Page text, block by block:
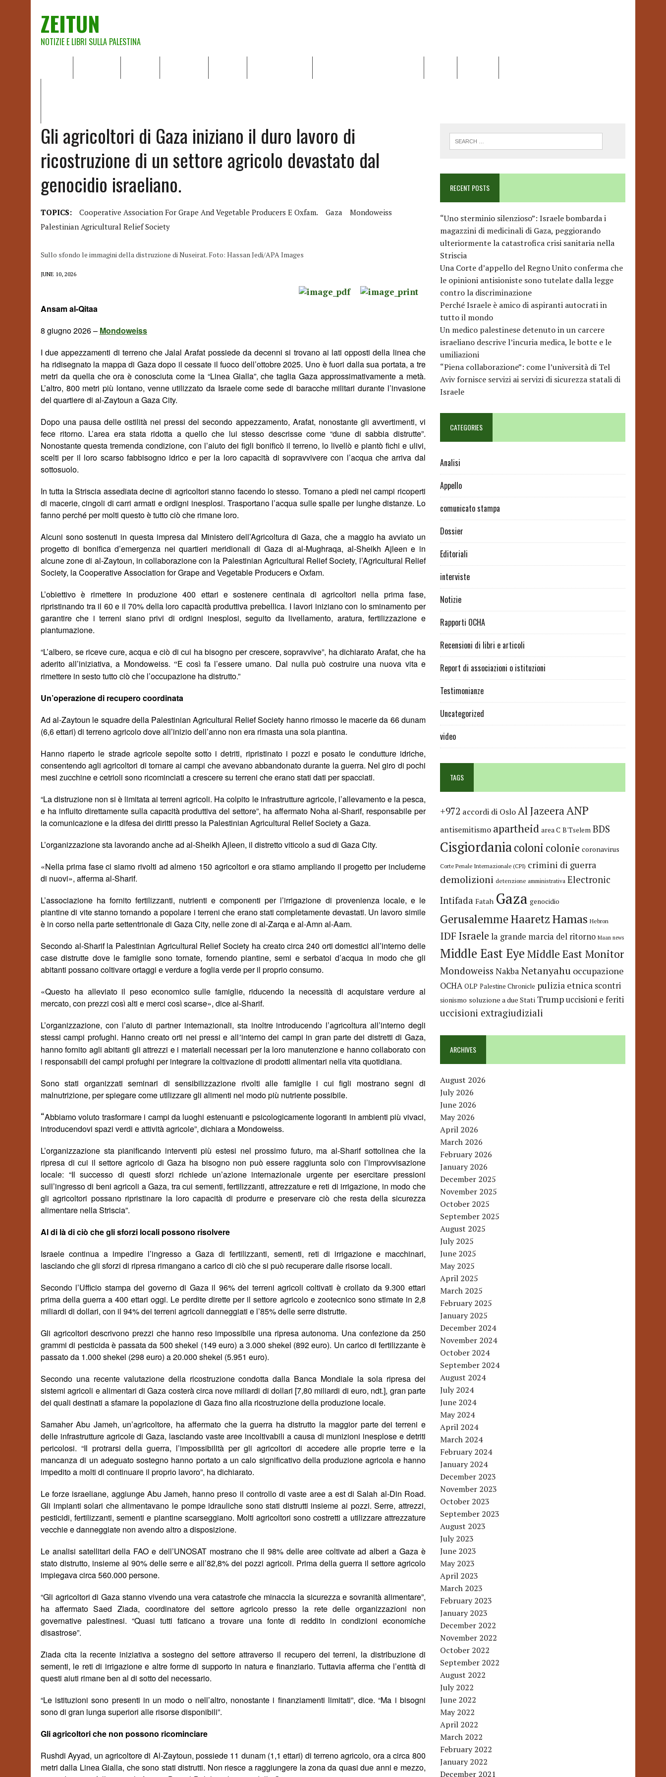
ZEITUN
NOTIZIE E LIBRI SULLA PALESTINA
Gli agricoltori di Gaza iniziano il duro lavoro di
ricostruzione di un settore agricolo devastato dal
genocidio israeliano.
TOPICS: Cooperative Association For Grape And Vegetable Producers E Oxfam. Gaza
Mondoweiss
Palestinian Agricultural Relief Society
Sullo sfondo le immagini della distruzione di Nuseirat. Foto: Hassan Jedi/APA Images
JUNE 10, 2026
Ansam al-Qitaa
8 giugno 2026 – Mondoweiss
I due appezzamenti di terreno che Jalal Arafat possiede da decenni si trovano ai lati opposti della linea che
ha ridisegnato la mappa di Gaza dopo il cessate il fuoco dell’ottobre 2025. Uno è fuori dalla sua portata, a tre
metri da quella che ora è conosciuta come la “Linea Gialla”, che taglia Gaza approssimativamente a metà.
L’altro, 800 metri più lontano, venne utilizzato da Israele come sede di baracche militari durante l’invasione
del quartiere di al-Zaytoun a Gaza City.
Dopo una pausa delle ostilità nei pressi del secondo appezzamento, Arafat, nonostante gli avvertimenti, vi
fece ritorno. L’area era stata ridotta a quello che lui stesso descrisse come “dune di sabbia distrutte”.
Nonostante questa tremenda condizione, con l’aiuto dei figli bonificò il terreno, lo livellò e piantò fichi e ulivi,
scelti per il loro scarso fabbisogno idrico e per la loro capacità di sopravvivere con l’acqua che arriva dal
sottosuolo.
In tutta la Striscia assediata decine di agricoltori stanno facendo lo stesso. Tornano a piedi nei campi ricoperti
di macerie, cingoli di carri armati e ordigni inesplosi. Trasportano l’acqua sulle spalle per lunghe distanze. Lo
fanno perchéper molti questo è tutto ciòche rimane loro.
Alcuni sonosostenuti in questa impresa dal Ministero dell’Agricoltura di Gaza, che a maggio ha avviato un
progetto di bonifica d’emergenza nei quartieri meridionali di Gaza di al-Mughraqa, al-Sheikh Ajleen e in
alcune zone di al-Zaytoun, in collaborazione con la Palestinian Agricultural Relief Society, l’Agricultural Relief
Society, la Cooperative Association for Grape and Vegetable Producers e Oxfam.
L’obiettivo è rimettere in produzione 400 ettari e sostenere centinaia di agricoltori nella prima fase,
ripristinando tra il 60 e il 70% della loro capacità produttiva prebellica. I lavori iniziano con lo sminamento per
garantire che i terreni siano privi di ordigni inesplosi, seguito da livellamento, aratura, fertilizzazione e
piantumazione.
“L’albero, se riceve cure, acqua e ciò di cui ha bisogno per crescere, sopravvive”, ha dichiarato Arafat, che ha
aderito all’iniziativa, a Mondoweiss. “E così fa l’essere umano. Dal nulla può costruire una nuova vita e
rimettere in sesto tutto ciò che l’occupazione ha distrutto.”
Un’operazione di recupero coordinata
Ad al-Zaytoun le squadre della Palestinian Agricultural Relief Society hanno rimosso le macerie da 66 dunam
(6,6 ettari) di terreno agricolo dove all’inizio dell’anno non era rimasta una sola piantina.
Hanno riaperto le strade agricole sepolte sotto i detriti, ripristinato i pozzi e posato le condutture idriche,
consentendo agli agricoltori di tornare ai campi che avevano abbandonato durante la guerra. Nel giro di pochi
mesi zucchine e cetrioli sono ricominciati a crescere su terreni che erano stati dati per spacciati.
“La distruzione non si è limitata ai terreni agricoli. Ha colpito le infrastrutture agricole, l’allevamento e la pesca,
e ha influito direttamente sulla capacità produttiva del settore”, ha affermato Noha al-Sharif, responsabile per
la comunicazione e la difesa dei diritti presso la Palestinian Agricultural Relief Society a Gaza.
L’organizzazione sta lavorando anche ad al-Sheikh Ajleen, il distretto viticolo a sud di Gaza City.
«Nella prima fase ci siamo rivolti ad almeno 150 agricoltori e ora stiamo ampliando il progetto per includerne
di nuovi», afferma al-Sharif.
L’associazione ha fornito fertilizzanti, nutrienti e componenti per l’irrigazione di provenienza locale, e le
piantine di vite stanno tornando a popolare i terreni che erano stati completamente devastati. Un lavoro simile
è in corso nella parte settentrionale di Gaza City, nelle zone di al-Zarqa e al-Amn al-Aam.
Secondo al-Sharif la Palestinian Agricultural Relief Society ha creato circa 240 orti domestici all’interno delle
case distrutte dove le famiglie sono tornate, fornendo piantine, semi e serbatoi d’acqua in modo che gli
abitanti possano coltivare ortaggi e verdure a foglia verde per il proprioconsumo.
«Questo ha alleviato il peso economico sulle famiglie, riducendo la necessità di acquistare verdure al
mercato, con prezzi così alti e merci così scarse», dice al-Sharif.
L’organizzazione, con l’aiuto di partner internazionali, sta inoltre introducendo l’agricoltura all’interno degli
stessi campi profughi. Hanno creato orti nei pressi e all’interno dei campi in gran partedei distretti di Gaza,
hanno fornito agli abitanti gli attrezzi e i materiali necessari per la loro manutenzione e hanno collaborato con
i responsabili dei campi profughi per integrare la coltivazione di prodotti alimentari nella vita quotidiana.
Sono stati organizzati seminari di sensibilizzazione rivolti alle famiglie i cui figli mostrano segni di
malnutrizione, per spiegare come utilizzare gli alimenti nel modo più nutriente possibile.
“Abbiamo voluto trasformare i campi da luoghi estenuanti e psicologicamente logoranti in ambienti più vivaci,
introducendovi spazi verdi e attività agricole”, dichiara a Mondoweiss.
L’organizzazione sta pianificando interventi più estesi nel prossimo futuro, ma al-Sharif sottolinea che la
ripresa di cui il settore agricolo di Gaza ha bisogno non può essere raggiunta solo con l’improvvisazione
locale: “Il successo di questi sforzi richiede un’azione internazionale urgente per esercitare pressioni
sull’ingresso di beni agricoli a Gaza, tra cui sementi, fertilizzanti, attrezzature e reti di irrigazione, in modo che
gli agricoltori possano ripristinare la loro capacità di produrre e preservare ciò che resta della sicurezza
alimentare nella Striscia”.
Al di là di ciò che gli sforzi locali possono risolvere
Israele continua a impedire l’ingresso a Gaza di fertilizzanti, sementi, reti di irrigazione e macchinari,
lasciando che gli sforzi di ripresa rimangano a caricodi ciò che si può recuperaredalle risorse locali.
Secondo l’Ufficio stampa del governo di Gaza il 96% dei terreni agricoli coltivati ​​è crollato da 9.300 ettari
prima della guerra a 400 ettari oggi. Le perdite dirette per il settore agricolo e zootecnico sono stimate in 2,8
miliardi di dollari, con il 94% dei terreni agricoli danneggiati e l’85% delle serre distrutte.
Gli agricoltori descrivono prezzi che hanno reso impossibile una ripresa autonoma. Una confezione da 250
grammi di pesticida è passata da 500 shekel (149 euro) a 3.000 shekel (892 euro). Un carico di fertilizzante è
passato da 1.000 shekel (298 euro) a 20.000 shekel (5.951 euro).
Secondo una recente valutazione della ricostruzione condotta dalla Banca Mondiale la sola ripresa dei
sistemi agricoli e alimentari di Gaza costerà circa nove miliardi di dollari [7,80 miliardi di euro, ndt.], gran parte
dei quali destinati a sfamare la popolazione di Gaza fino alla ricostruzione della produzione locale.
Samaher Abu Jameh, un’agricoltore, ha affermato che la guerra ha distrutto la maggior parte dei terreni e
delle infrastrutture agricole di Gaza, lasciando vaste aree incoltivabili a causa di munizioni inesplose e detriti
pericolosi. “Il protrarsi della guerra, l’impossibilità per gli agricoltori di accedere alle proprie terre e la
mancanza di un adeguato sostegno hanno portato a un calo significativo della produzione agricola e hanno
impedito a molti di continuare il proprio lavoro”, ha dichiarato.
Le forze israeliane, aggiunge Abu Jameh, hanno preso il controllo di vaste aree a est di Salah al-Din Road.
Gli impianti solari che alimentavano le pompe idrauliche sono stati distrutti insieme ai pozzi. Serre, attrezzi,
pesticidi, fertilizzanti, sementi e piantine scarseggiano. Molti agricoltori sono costretti a utilizzare attrezzature
vecchie e danneggiate non avendo altro a disposizione.
Le analisi satellitari della FAO e dell’UNOSAT mostrano che il 98% delle aree coltivate ad alberi a Gaza è
stato distrutto, insieme al 90% delle serre e all’82,8% dei pozzi agricoli. Prima della guerra il settore agricolo
impiegava circa 560.000 persone.
“Gli agricoltori di Gaza stanno vivendo una vera catastrofe che minaccia la sicurezza e sovranità alimentare”,
ha affermato Saed Ziada, coordinatore del settore agricolo presso la rete delle organizzazioni non
governative palestinesi. “Quasi tutti faticano a trovare una fonte di reddito in condizioni economiche
disastrose”.
Ziada cita la recente iniziativa a sostegno del settore attraverso il recupero dei terreni, la distribuzione di
sementi, le reti di irrigazione e altre forme di supporto in natura e finanziario. Tuttavia afferma che l’entità di
questi aiuti rimane ben al di sotto del necessario.
“Le istituzioni sono presenti in un modo o nell’altro, nonostante i finanziamenti limitati”, dice. “Ma i bisogni
sono di gran lunga superiori alle risorse disponibili”.
Gli agricoltori che non possono ricominciare
Rushdi Ayyad, un agricoltore di Al-Zaytoun, possiede 11 dunam (1,1 ettari) di terreno agricolo, ora a circa 800
metri dalla Linea Gialla, che sono stati distrutti. Non riesce a raggiungere la zona da quasi due anni e mezzo,
RECENT POSTS
“Uno sterminio silenzioso”: Israele bombarda i
magazzini di medicinali di Gaza, peggiorando
ulteriormente la catastrofica crisi sanitaria nella
Striscia
Una Corte d’appello del Regno Unito conferma che
le opinioni antisioniste sono tutelate dalla legge
contro la discriminazione
Perché Israele è amico di aspiranti autocrati in
tutto il mondo
Un medico palestinese detenuto in un carcere
israeliano descrive l’incuria medica, le botte e le
umiliazioni
“Piena collaborazione”: come l’università di Tel
Aviv fornisce servizi ai servizi di sicurezza statali di
Israele
CATEGORIES
Analisi
Appello
comunicato stampa
Dossier
Editoriali
interviste
Notizie
Rapporti OCHA
Recensioni di libri e articoli
Report di associazioni o istituzioni
Testimonianze
Uncategorized
video
TAGS
+972 accordi di OsloAl JazeeraANP
antisemitismo apartheid area C B'Tselem BDS
Cisgiordaniacoloni colonie coronavirus
Corte Penale Internazionale (CPI) crimini di guerra
demolizioni detenzione amministrativa Electronic
Intifada Fatah Gaza genocidio
GerusalemmeHaaretzHamas Hebron
IDF Israele la grande marcia del ritorno Maan news
Middle East Eye Middle East Monitor
Mondoweiss Nakba Netanyahu occupazione
OCHA OLP Palestine Chronicle pulizia etnica scontri
sionismo soluzione a due Stati Trumpuccisioni e feriti
uccisioni extragiudiziali
ARCHIVES
August 2026
July 2026
June 2026
May 2026
April 2026
March 2026
February 2026
January 2026
December 2025
November 2025
October 2025
September 2025
August 2025
July 2025
June 2025
May 2025
April 2025
March 2025
February 2025
January 2025
December 2024
November 2024
October 2024
September 2024
August 2024
July 2024
June 2024
May 2024
April 2024
March 2024
February 2024
January 2024
December 2023
November 2023
October 2023
September 2023
August 2023
July 2023
June 2023
May 2023
April 2023
March 2023
February 2023
January 2023
December 2022
November 2022
October 2022
September 2022
August 2022
July 2022
June 2022
May 2022
April 2022
March 2022
February 2022
January 2022
December 2021